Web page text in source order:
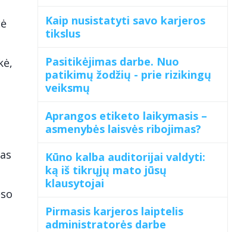
Kaip nusistatyti savo karjeros
tikslus
Pasitikėjimas darbe. Nuo
patikimų žodžių - prie rizikingų
veiksmų
Aprangos etiketo laikymasis –
asmenybės laisvės ribojimas?
Kūno kalba auditorijai valdyti:
ką iš tikrųjų mato jūsų
klausytojai
Pirmasis karjeros laiptelis
administratorės darbe